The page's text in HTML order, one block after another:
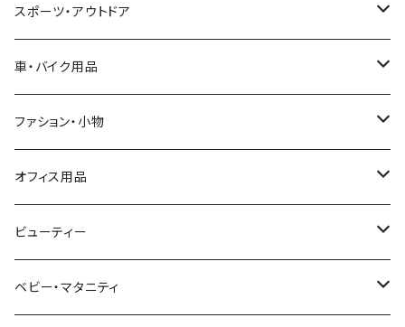
ビーズクッション本体
カバー
ゲーミングチェア
テーブル
座椅子・ソファ
ゴミ箱・ゴミ袋スタンド
家電・電気
フットマッサージャー
テレビ台・スタンド
猫用品
キャットタワー・ハウス
水飲み器・餌やり器
犬用品
犬服
餌やり器
外出用品
キャリーバッグ
カーシート
お風呂用品
スポーツ・アウトドア
テント
野営用品
野営スタンド
ピクニックシート
バイク
ヘルメット
筋力トレーニング
アンクルウェイト
パンチング
車・バイク用品
車用シート
夏用シート
冬用シート
タイヤチェーン
自転車鍵
日除け用品
ファション・小物
アクセサリーボックス
木製ケース
化粧品収納箱
化粧鏡
スーツケース
オフィス用品
モニターアーム
筆入れ
ビューティー
ヘアケア
ベビー・マタニティ